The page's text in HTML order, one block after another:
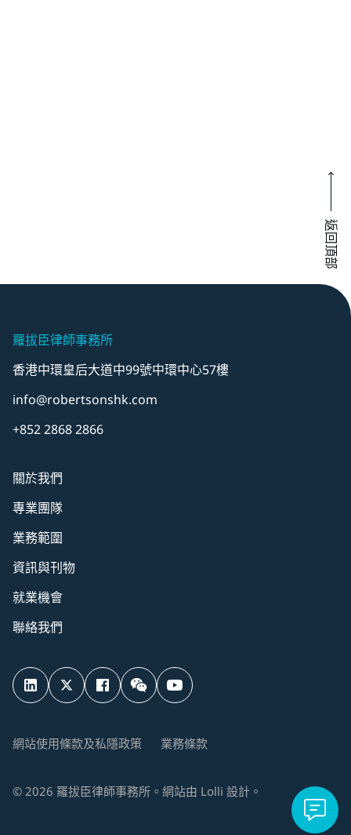
返回頂部
關於我們
專業團隊
業務範圍
資訊與刊物
就業機會
聯絡我們
羅拔臣律師事務所
香港中環皇后大道中99號中環中心57樓
info@robertsonshk.com
+852 2868 2866
網站使用條款及私隱政策 業務條款
© 2026 羅拔臣律師事務所。網站由 Lolli 設計。